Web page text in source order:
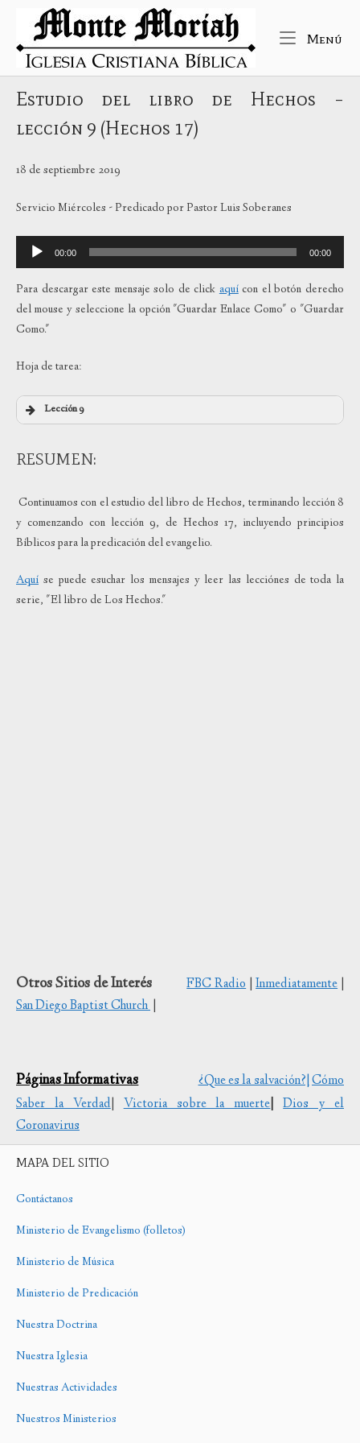
contenido
Inicio
Menú
Estudio del libro de Hechos –
lección 9 (Hechos 17)
18 de septiembre 2019
Servicio Miércoles - Predicado por Pastor Luis Soberanes
Reproductor
de
audio
00:00 00:00
Para descargar este mensaje solo de clickaquícon el botón derecho
del mouse y seleccione la opción "Guardar Enlace Como" o "Guardar
Como."
Hoja de tarea:
Lección 9
RESUMEN:
Continuamos con el estudio del libro de Hechos, terminando lección 8
y comenzando con lección 9, de Hechos 17, incluyendo principios
Bíblicos para la predicación del evangelio.
Aquí se puede esuchar los mensajes y leer las lecciónes de toda la
serie, "El libro de Los Hechos."
Otros Sitios de Interés FBC Radio|Inmediatamente
San Diego Baptist Church
Páginas Informativas ¿Que es la salvación?|Cómo
Saber la Verdad|Victoria sobre la muerte|
Dios y el
Coronavirus
MAPA DEL SITIO
Contáctanos
Ministerio de Evangelismo (folletos)
Ministerio de Música
Ministerio de Predicación
Nuestra Doctrina
Nuestra Iglesia
Nuestras Actividades
Nuestros Ministerios